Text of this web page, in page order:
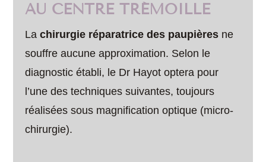
AU CENTRE TRÉMOILLE
Lachirurgie réparatrice des paupières ne
souffre aucune approximation. Selon le
diagnostic établi, le Dr Hayot optera pour
l’une des techniques suivantes, toujours
réalisées sous magnification optique (micro-
chirurgie).